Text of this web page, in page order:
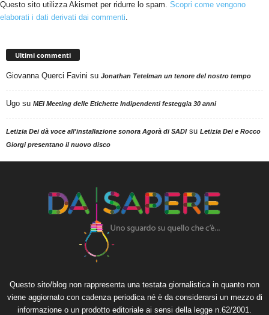
Questo sito utilizza Akismet per ridurre lo spam. Scopri come vengono
elaborati i dati derivati dai commenti.
Ultimi commenti
Giovanna Querci Favini su Jonathan Tetelman un tenore del nostro tempo
Ugo su MEI Meeting delle Etichette Indipendenti festeggia 30 anni
Letizia Dei dà voce all'installazione sonora Agorà di SADIsu Letizia Dei e Rocco
Giorgi presentano il nuovo disco
Questo sito/blog non rappresenta una testata giornalistica in quanto non
viene aggiornato con cadenza periodica né è da considerarsi un mezzo di
informazione o un prodotto editoriale ai sensi della legge n.62/2001.